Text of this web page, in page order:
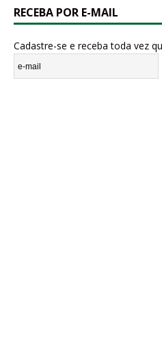
RECEBA POR E-MAIL
Cadastre-se e receba toda vez